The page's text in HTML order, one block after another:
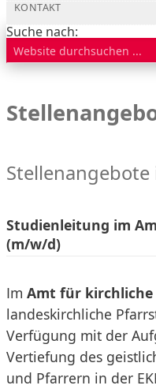
KONTAKT
Suche nach:
Stellenangebote
Studienleitung im
(m/w/d)
Im Amt für kirchliche
landeskirchliche
Verfügung mit der
Vertiefung des
und Pfarrern in der